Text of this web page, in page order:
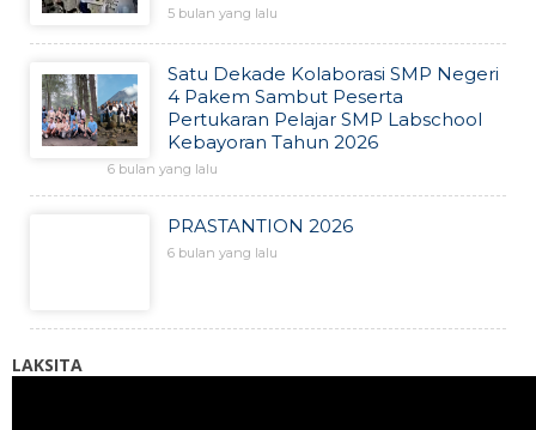
5 bulan yang lalu
Satu Dekade Kolaborasi SMP Negeri
4 Pakem Sambut Peserta
Pertukaran Pelajar SMP Labschool
Kebayoran Tahun 2026
6 bulan yang lalu
PRASTANTION 2026
6 bulan yang lalu
LAKSITA